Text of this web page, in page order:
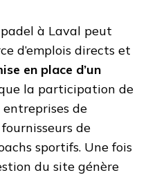
à Laval peut
d’emplois directs et
en place d’un
la participation de
entreprises de
de
sportifs. Une fois
du site génère